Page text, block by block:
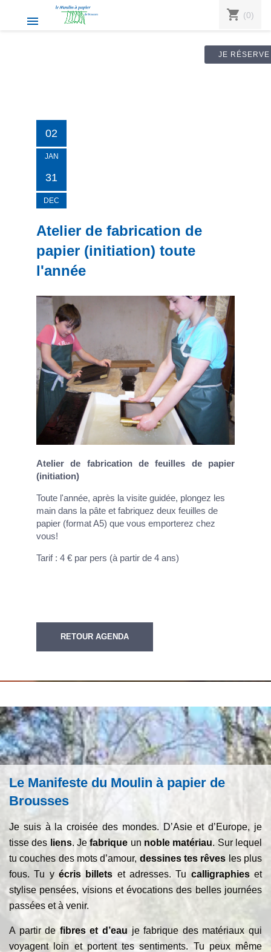
 shopping_cart (0)
JE RÉSERVE
02
JAN
31
DEC
Atelier de fabrication de
papier (initiation) toute
l'année
Atelier de fabrication de feuilles de papier
(initiation)
Toute l'année, après la visite guidée, plongez les
main dans la pâte et fabriquez deux feuilles de
papier (format A5) que vous emporterez chez
vous!
Tarif : 4 € par pers (à partir de 4 ans)
RETOUR AGENDA
Le Manifeste du Moulin à papier de
Brousses
Je suis à la croisée des mondes. D’Asie et d’Europe, je
tisse des liens. Jefabrique un noble matériau. Sur lequel
tu couches des mots d’amour, dessines tes rêves les plus
fous. Tu y écris billets et adresses. Tu calligraphieset
stylise pensées, visions et évocations des belles journées
passées et à venir.
A partir defibres et d’eau je fabrique des matériaux qui
voyagent loin et portent tes sentiments. Tu peux même